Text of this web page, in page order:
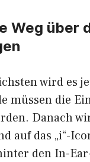
Weg über
wird es
müssen die
Danach
auf das „i“-
den In-